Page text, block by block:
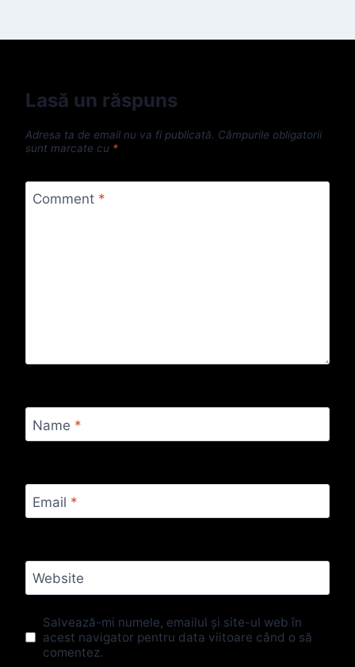
Lasă un răspuns
Adresa ta de email nu va fi publicată. Câmpurile obligatorii
sunt marcate cu *
Comment *
Name *
Email *
Website
Salvează-mi numele, emailul și site-ul web în
acest navigator pentru data viitoare când o să
comentez.